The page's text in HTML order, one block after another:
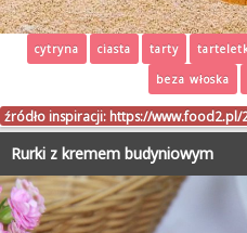
cytryna ciasta tarty
beza włoska
źródło inspiracji: https://
Rurki z kremem budyniowym